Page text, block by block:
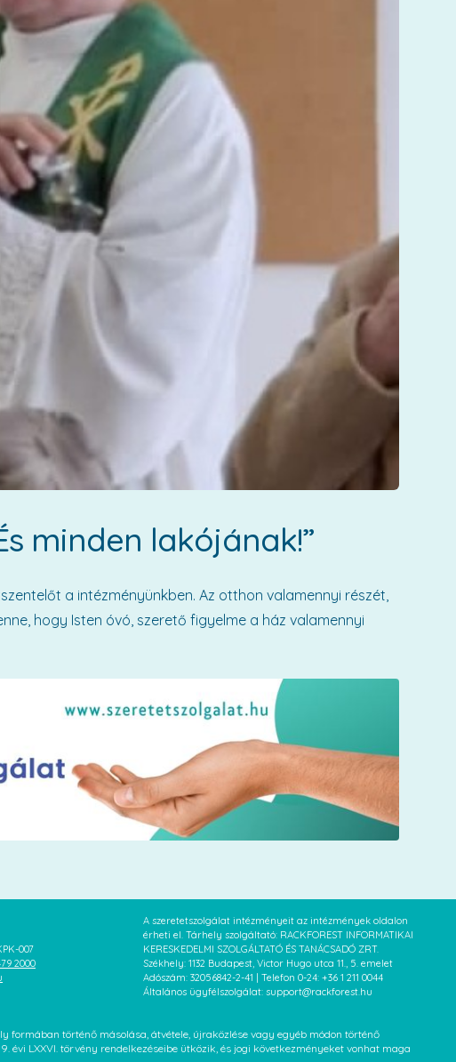
minden lakójának!”
a intézményünkben. Az otthon valamennyi részét,
hogy Isten óvó, szerető figyelme a ház valamennyi
007
2000
A szeretetszolgálat intézményeit az intézmények oldalon
érheti el. Tárhely szolgáltató: RACKFOREST INFORMATIKAI
KERESKEDELMI SZOLGÁLTATÓ ÉS TANÁCSADÓ ZRT.
Székhely: 1132 Budapest, Victor Hugo utca 11., 5. emelet
Adószám: 32056842-2-41 | Telefon 0-24: +36 1 211 0044
Általános ügyfélszolgálat: support@rackforest.hu
történő másolása, átvétele, újraközlése vagy egyéb módon történő
LXXVI. törvény rendelkezéseibe ütközik, és jogi következményeket vonhat maga